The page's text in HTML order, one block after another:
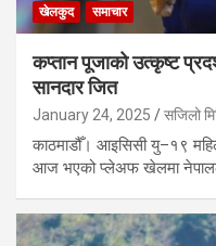
खेलकुद समाचार
कप्तान पूजाको उत्कृष्ट
सानदार जित
January 24, 2025 सजिलो
काठमाडौँ। आइसिसी यु–१९
आज भएको प्लेअफ खेलमा